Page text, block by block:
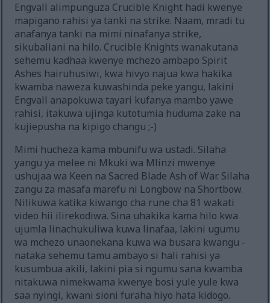
Engvall alimpunguza Crucible Knight hadi kwenye
mapigano rahisi ya tanki na strike. Naam, mradi tu
anafanya tanki na mimi ninafanya strike,
sikubaliani na hilo. Crucible Knights wanakutana
sehemu kadhaa kwenye mchezo ambapo Spirit
Ashes hairuhusiwi, kwa hivyo najua kwa hakika
kwamba naweza kuwashinda peke yangu, lakini
Engvall anapokuwa tayari kufanya mambo yawe
rahisi, itakuwa ujinga kutotumia huduma zake na
kujiepusha na kipigo changu ;-)
Mimi hucheza kama mbunifu wa ustadi. Silaha
yangu ya melee ni Mkuki wa Mlinzi mwenye
ushujaa wa Keen na Sacred Blade Ash of War. Silaha
zangu za masafa marefu ni Longbow na Shortbow.
Nilikuwa katika kiwango cha rune cha 81 wakati
video hii ilirekodiwa. Sina uhakika kama hilo kwa
ujumla linachukuliwa kuwa linafaa, lakini ugumu
wa mchezo unaonekana kuwa wa busara kwangu -
nataka sehemu tamu ambayo si hali rahisi ya
kusumbua akili, lakini pia si ngumu sana kwamba
nitakuwa nimekwama kwenye bosi yule yule kwa
saa nyingi, kwani sioni furaha hiyo hata kidogo.